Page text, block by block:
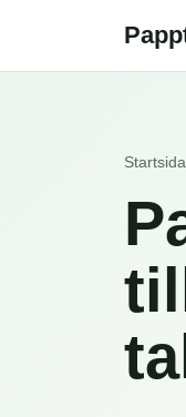
Startsida